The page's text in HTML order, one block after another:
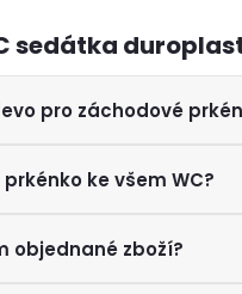
sedátka
pro záchodové
ke všem WC?
objednané zboží?